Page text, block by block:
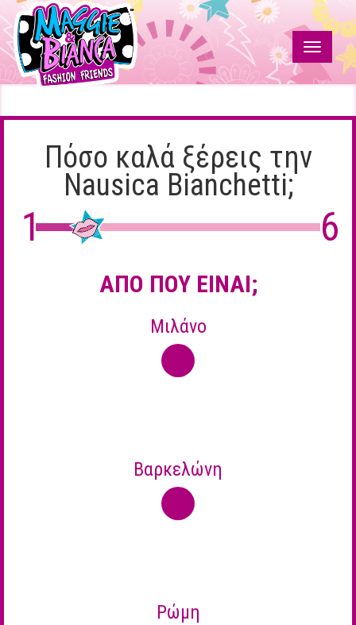
Παράκαμψη
προς
το
κυρίως
περιεχόμενο
&
Fashion
Friends
Toggle
καλά
ξέρεις
Nausica
Bianchetti;
Πόσο καλά ξέρεις την
Nausica Bianchetti;
1 6
ΑΠΌ ΠΟΥ ΕΊΝΑΙ;
Μιλάνο
Βαρκελώνη
Ρώμη